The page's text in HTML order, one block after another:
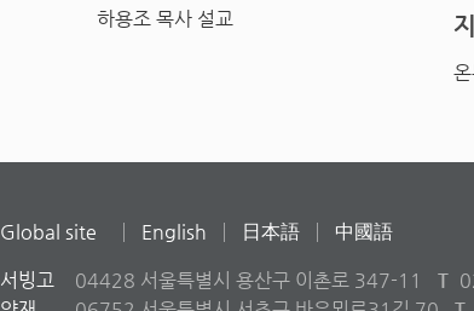
하용조 목사 설교
Global site English 日本語 中國語
서빙고 04428 서울특별시 용산구 이촌로 347-11 T